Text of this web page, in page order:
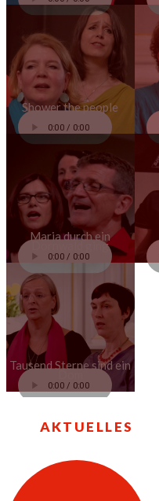
Shower the people
Maria durch ein
Dornwald ging
Tausend Sterne sind ein
AKTUELLES